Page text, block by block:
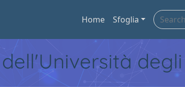
Home Sfoglia